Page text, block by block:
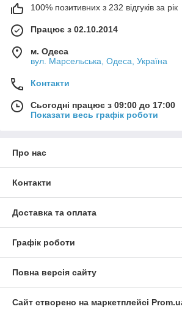
100% позитивних з 232 відгуків за рік
Працює з 02.10.2014
м. Одеса
вул. Марсельська, Одеса, Україна
Контакти
Сьогодні працює з 09:00 до 17:00
Показати весь графік роботи
Про нас
Контакти
Доставка та оплата
Графік роботи
Повна версія сайту
Сайт створено на маркетплейсі